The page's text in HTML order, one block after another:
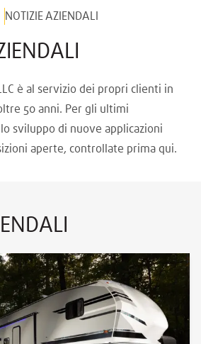
NOTIZIE AZIENDALI
è al servizio dei propri clienti in
50 anni. Per gli ultimi
sviluppo di nuove applicazioni
aperte, controllate prima qui.